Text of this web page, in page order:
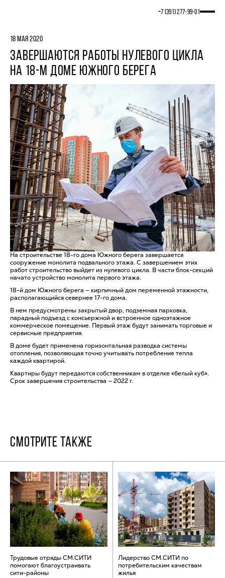
+7 (391) 277‒99‒01
18 МАЯ 2020
ЗАВЕРШАЮТСЯ РАБОТЫ НУЛЕВОГО ЦИКЛА
НА 18-М ДОМЕ ЮЖНОГО БЕРЕГА
На строительстве 18-го дома Южного берега завершается
сооружение монолита подвального этажа. С завершением этих
работ строительство выйдет из нулевого цикла. В части блок-секций
начато устройство монолита первого этажа.
18-й дом Южного берега — кирпичный дом переменной этажности,
располагающийся севернее 17-го дома.
В нем предусмотрены закрытый двор, подземная парковка,
парадный подъезд с консьержной и встроенное одноэтажное
коммерческое помещение. Первый этаж будут занимать торговые и
сервисные предприятия.
В доме будет применена горизонтальная разводка системы
отопления, позволяющая точно учитывать потребление тепла
каждой квартирой.
Квартиры будут передаются собственникам в отделке «белый куб».
Срок завершения строительства — 2022 г.
СМОТРИТЕ ТАКЖЕ
Трудовые отряды СМ.СИТИ
помогают благоустраивать
сити-районы
Лидерство СМ.СИТИ по
потребительским качествам
жилья